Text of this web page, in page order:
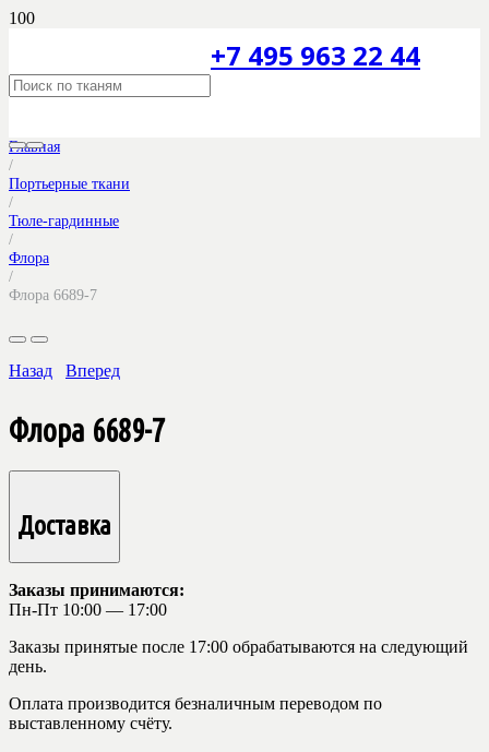
+7 495 963 22 44
Главная
/
Портьерные ткани
/
Тюле-гардинные
/
Флора
/
Флора 6689-7
Назад Вперед
Флора 6689-7
Доставка
Заказы принимаются:
Пн-Пт 10:00 — 17:00
Заказы принятые после 17:00 обрабатываются на следующий
день.
Оплата производится безналичным переводом по
выставленному счёту.